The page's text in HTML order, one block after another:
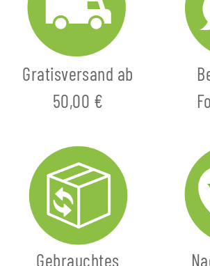
Gratisversand ab
50,00 €
Gebrauchtes